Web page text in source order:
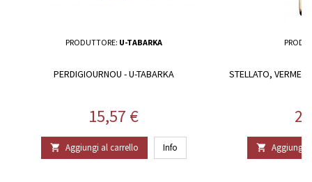
PRODUTTORE: U-TABARKA
PERDIGIOURNOU - U-TABARKA
Prezzo
15,57 €
 Aggiungi al carrello Info
STELLATO,
 Aggiungi